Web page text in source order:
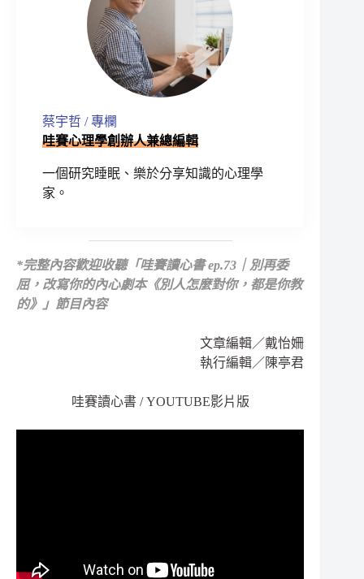
蔡宇哲 / 專欄
哇賽心理學創辦人兼總編輯
一個研究睡眠、樂於分享知識的心理學
家。
*完整內容歡迎收聽「哇賽讀心書 ep.73｜別再委
屈，改寫你的內心劇本《別人怎麼對你，都是你教
的》」節目內容
文章編輯／戴怡姍
執行編輯／陳亭君
哇賽讀心書 / YOUTUBE影片版